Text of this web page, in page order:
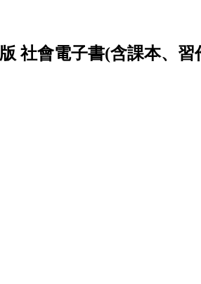
社會電子書(含課本、